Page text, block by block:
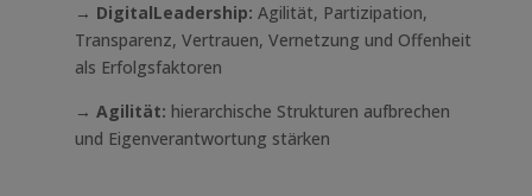
→ DigitalLeadership: Agilität, Partizipation,
Transparenz, Vertrauen, Vernetzung und Offenheit
als Erfolgsfaktoren
→ Agilität: hierarchische Strukturen aufbrechen
und Eigenverantwortung stärken